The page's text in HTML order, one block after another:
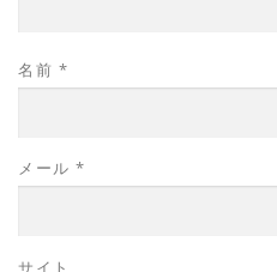
名前 *
メール *
サイト